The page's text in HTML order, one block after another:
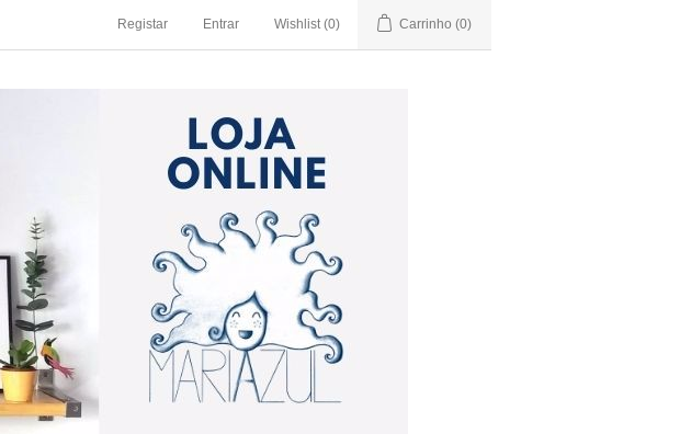
Registar Entrar Wishlist (0) Carrinho (0)